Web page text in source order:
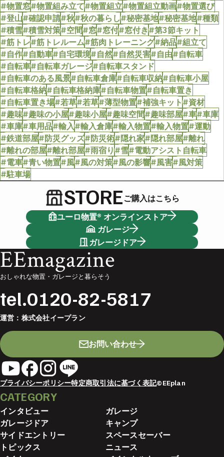
#物置窓#物置組み立て#物置組立#物置組立動画#物置選び
#登山#確認申請#秋#秋の暮らし#秘密基地#秘密基地#種類
#積雪#積雪対策#空間#窓#窓付#窓付き#第3節キット
#筋トレ#筋トレルーム#筋肉トレーニング#納品#組立て
#自作#自動車#自宅環境#自然#自然災害#自由#自転車
#自転車#自転車ガレージ#自転車スタンド
#自転車のある風景#自転車倉庫#自転車収納#自転車小屋
#自転車格納#自転車格納庫#自転車物置#自転車置き
#自転車置き場#若草#若草#薄型物置#補強キット#資材
#趣味#趣味の小屋#趣味小屋#趣味空間#趣味部屋#車#車庫
#車庫#車用品#輸入#輸入倉庫#輸入物置#輸入物置#運動
#鉄道部屋#防災グッズ#防災術#隠れ家#隠れ部屋#離れ
#離れの部屋#離れ部屋#雨宿り#雪#電動アシスト自転車
#電車#青い物置#風#風の対策#風の影響#風害#風対策
#駐車場
STOREご購入はこちら
ユーロ物置® オンラインストア
ガレージ
ガレージドア
EEmagazine
おしゃれな物置・ガレージと暮らそう
tel.0120-82-5817
運営： 株式会社イープラン
お問い合わせ
プライバシーポリシー特定商取引法に基づく表記©EEplan
CATEGORY
インタビュー
ガレージ
ガレージドア
キャンプ
サイドエントリー
スペースセーバー
トピックス
ニュース